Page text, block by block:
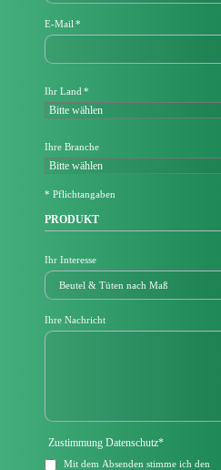
P
f
h
l
d
E-Mail *
Pflichtfeld
Ihr Land*
Ihre Branche
* Pflichtangaben
PRODUKT
Ihr Interesse
Ihre Nachricht
Pflichtfeld
Zustimmung Datenschutz*
Mit dem Absenden stimme ich den